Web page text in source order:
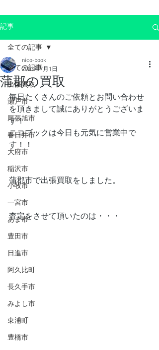
記事
全ての記事
出張買取
瀬戸市
尾張旭市
春日井市
大府市
稲沢市
小牧市
一宮市
あま市
豊田市
日進市
阿久比町
長久手市
みよし市
東浦町
豊橋市
全ての記事
蒲郡の買取
nico-book
2023年7月1日
毎日たくさんのご依頼とお問い合わせ
を頂きまして誠にありがとうございま
す！
ニコブックは今日も元気に営業中で
す！！
蒲郡市で出張買取をしました。
査定をさせて頂いたのは・・・